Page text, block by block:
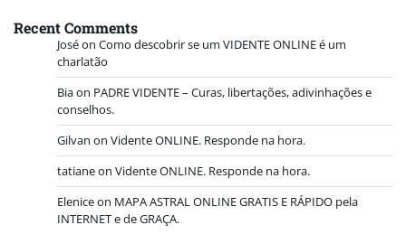
Recent Comments
Joséon Como descobrir se um VIDENTE ONLINE é um
charlatão
Biaon PADRE VIDENTE – Curas, libertações, adivinhações e
conselhos.
Gilvan on Vidente ONLINE. Responde na hora.
tatianeon Vidente ONLINE. Responde na hora.
Eleniceon MAPA ASTRAL ONLINE GRATIS E RÁPIDO pela
INTERNET e de GRAÇA.